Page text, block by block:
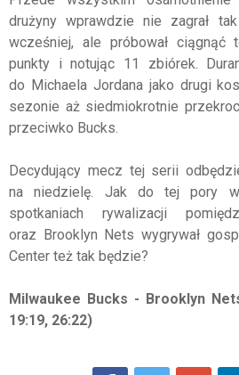
drużyny wprawdzie nie zagrał
wcześniej, ale próbował ciągnąć
punkty i notując 11 zbiórek.
do Michaela Jordana jako drugi
sezonie aż siedmiokrotnie
przeciwko Bucks.
Decydujący mecz tej serii
na niedzielę. Jak do tej pory
spotkaniach rywalizacji
oraz Brooklyn Nets wygrywał
Center też tak będzie?
Milwaukee Bucks - Brooklyn
19:19, 26:22)